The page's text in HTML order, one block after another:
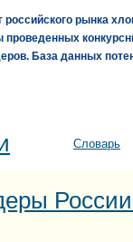
российского рынка
проведенных
База данных
Словарь